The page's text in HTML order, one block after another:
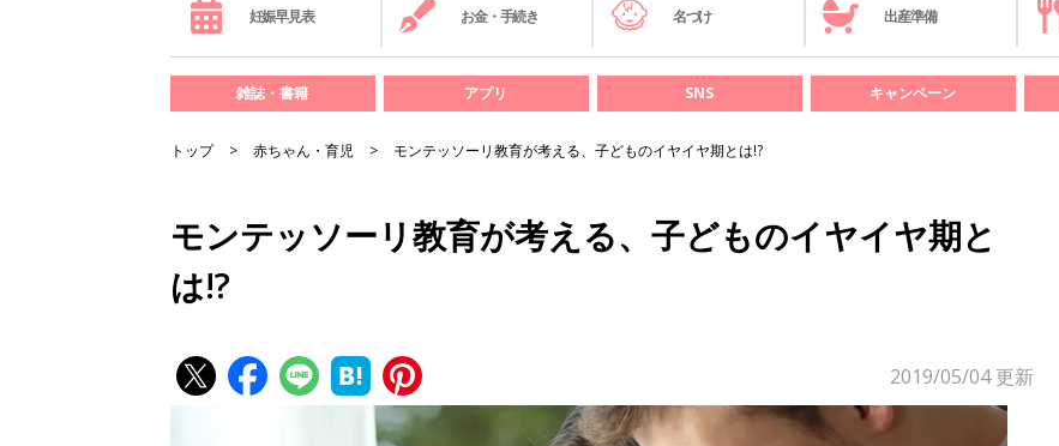
妊娠早見表 お金・手続き 名づけ 出産準備
雑誌・書籍 アプリ SNS キャンペーン
トップ 赤ちゃん・育児 モンテッソーリ教育が考える、子どものイヤイヤ期とは!?
モンテッソーリ教育が考える、子どものイヤイヤ期と
は!?
2019/05/04更新